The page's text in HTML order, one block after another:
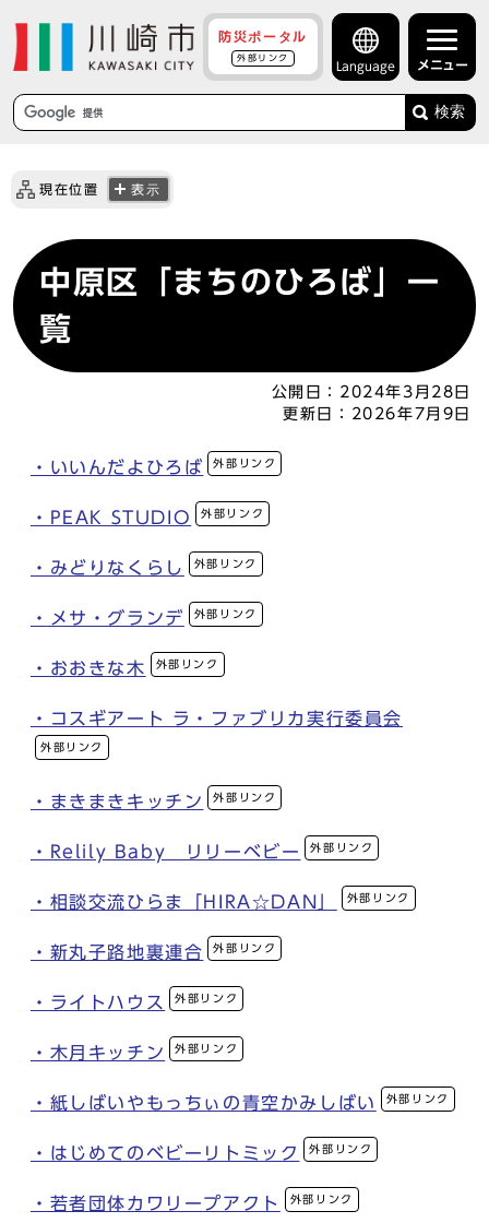
防災ポータル
外部リンク
Language メニュー
検索
現在位置 表示
中原区「まちのひろば」一
覧
公開日： 2024年3月28日
更新日：
2026年7月9日
・いいんだよひろば 外部リンク
・PEAK STUDIO 外部リンク
・みどりなくらし 外部リンク
・メサ・グランデ 外部リンク
・おおきな木 外部リンク
・コスギアート ラ・ファブリカ実行委員会
外部リンク
・まきまきキッチン 外部リンク
・Relily Baby リリーベビー 外部リンク
・相談交流ひらま「HIRA☆DAN」 外部リンク
・新丸子路地裏連合 外部リンク
・ライトハウス 外部リンク
・木月キッチン 外部リンク
・紙しばいやもっちぃの青空かみしばい 外部リンク
・はじめてのベビーリトミック 外部リンク
・若者団体カワリープアクト 外部リンク